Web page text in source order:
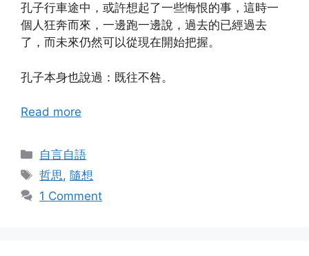
孔子行車途中，或許想起了一些悔恨的事，這時一
個人狂奔而來，一邊跑一邊說，過去的已經過去
了，而未來仍然可以從現在開始把握。
孔子本身也說過：既往不咎。
Read more
Categories
自言自語
Tags
哲思, 隨想
1 Comment